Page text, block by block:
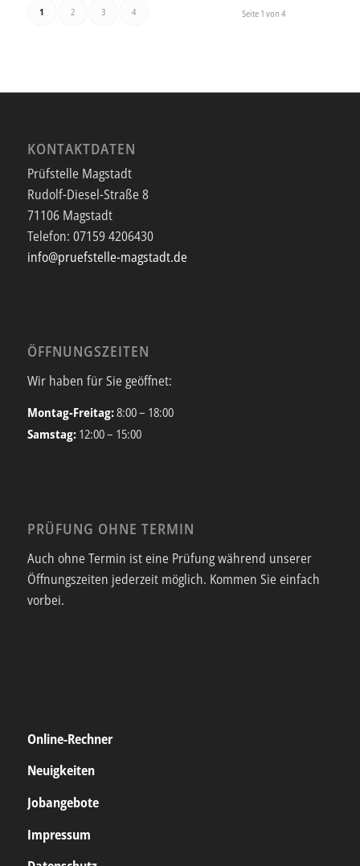
Seite 1 von 4
1 2 3 4
KONTAKTDATEN
Prüfstelle Magstadt
Rudolf-Diesel-Straße 8
71106 Magstadt
Telefon: 07159 4206430
info@pruefstelle-magstadt.de
ÖFFNUNGSZEITEN
Wir haben für Sie geöffnet:
Montag-Freitag:8:00 – 18:00
Samstag: 12:00 – 15:00
PRÜFUNG OHNE TERMIN
Auch ohne Termin ist eine Prüfung während unserer
Öffnungszeiten jederzeit möglich. Kommen Sie einfach
vorbei.
Online-Rechner
Neuigkeiten
Jobangebote
Impressum